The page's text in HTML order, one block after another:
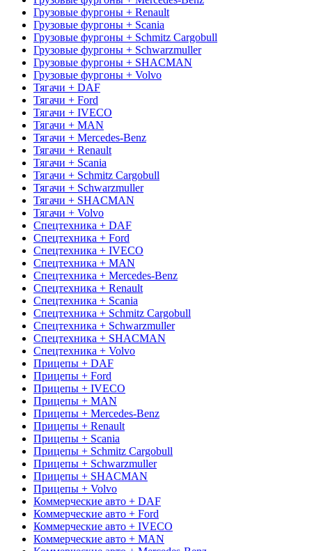
Грузовые фургоны + Renault
Грузовые фургоны + Scania
Грузовые фургоны + Schmitz Cargobull
Грузовые фургоны + Schwarzmuller
Грузовые фургоны + SHACMAN
Грузовые фургоны + Volvo
Тягачи + DAF
Тягачи + Ford
Тягачи + IVECO
Тягачи + MAN
Тягачи + Mercedes-Benz
Тягачи + Renault
Тягачи + Scania
Тягачи + Schmitz Cargobull
Тягачи + Schwarzmuller
Тягачи + SHACMAN
Тягачи + Volvo
Спецтехника + DAF
Спецтехника + Ford
Спецтехника + IVECO
Спецтехника + MAN
Спецтехника + Mercedes-Benz
Спецтехника + Renault
Спецтехника + Scania
Спецтехника + Schmitz Cargobull
Спецтехника + Schwarzmuller
Спецтехника + SHACMAN
Спецтехника + Volvo
Прицепы + DAF
Прицепы + Ford
Прицепы + IVECO
Прицепы + MAN
Прицепы + Mercedes-Benz
Прицепы + Renault
Прицепы + Scania
Прицепы + Schmitz Cargobull
Прицепы + Schwarzmuller
Прицепы + SHACMAN
Прицепы + Volvo
Коммерческие авто + DAF
Коммерческие авто + Ford
Коммерческие авто + IVECO
Коммерческие авто + MAN